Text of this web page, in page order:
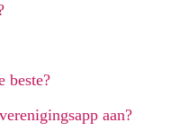
beste?
aan?